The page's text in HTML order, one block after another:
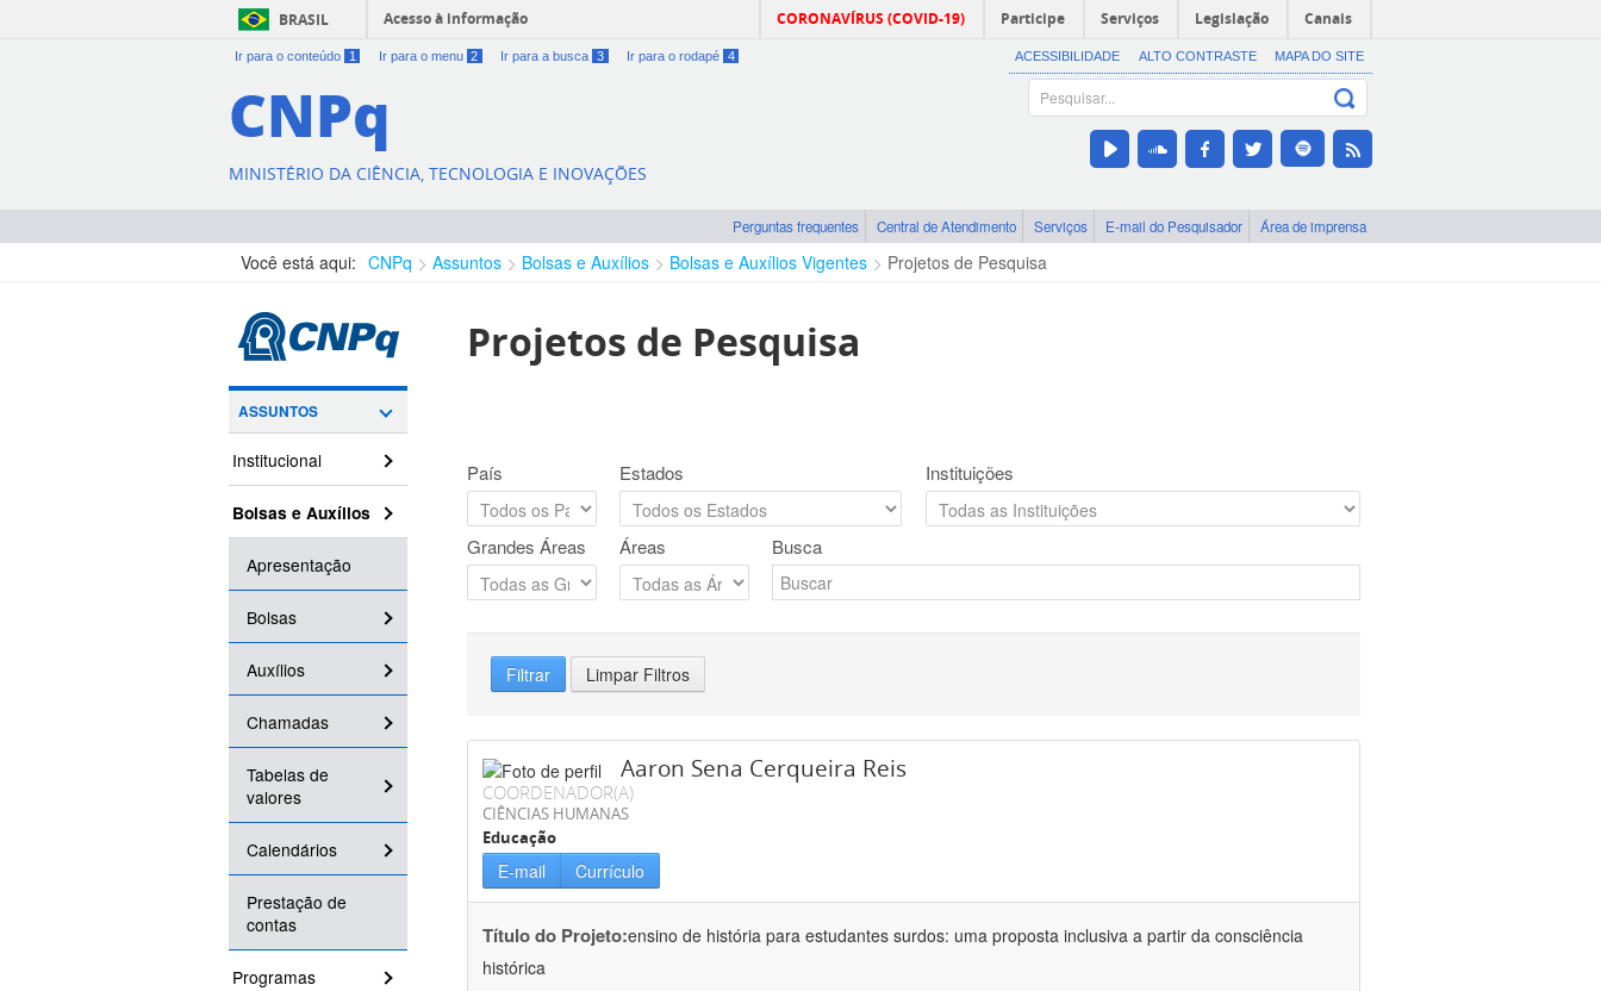
BRASIL Acesso à informação CORONAVÍRUS (COVID-19) Participe Serviços Legislação Canais
Ir para o conteúdo 1 Ir para o menu 2 Ir para a busca 3 Ir para o rodapé 4 ACESSIBILIDADE ALTO CONTRASTE MAPA DO SITE
CNPq
MINISTÉRIO DA CIÊNCIA, TECNOLOGIA E INOVAÇÕES
Perguntas frequentes Central de Atendimento Serviços E-mail do Pesquisador Área de imprensa
Você está aqui: CNPq Assuntos Bolsas e Auxílios Bolsas e Auxílios Vigentes Projetos de Pesquisa
ASSUNTOS
Institucional
Bolsas e Auxílios
Apresentação
Bolsas
Auxílios
Chamadas
Tabelas de
valores
Calendários
Prestação de
contas
Programas
Projetos de Pesquisa
País Estados Instituições
Grandes Áreas Áreas Busca
Filtrar Limpar Filtros
Aaron Sena Cerqueira Reis
COORDENADOR(A)
CIÊNCIAS HUMANAS
Educação
E-mail Currículo
Título do Projeto:ensino de história para estudantes surdos: uma proposta inclusiva a partir da consciência
histórica